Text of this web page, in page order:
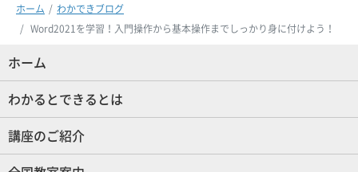
ホーム
わかできブログ
Word2021を学習！入門操作から基本操作までしっかり身に付けよう！
ホーム
わかるとできるとは
講座のご紹介